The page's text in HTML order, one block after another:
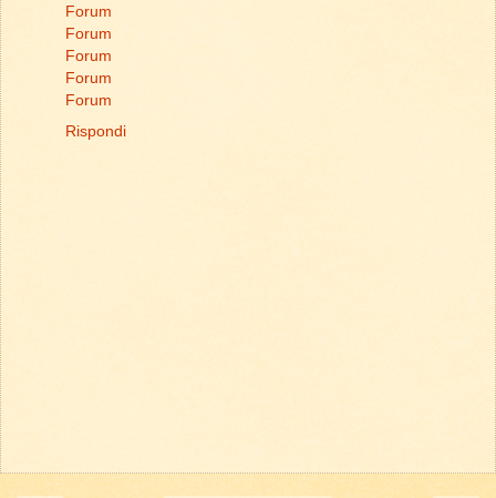
Forum
Forum
Forum
Forum
Forum
Rispondi